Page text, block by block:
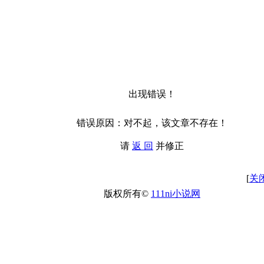
出现错误！
错误原因：对不起，该文章不存在！
请 返 回 并修正
[关
版权所有© 111ni小说网